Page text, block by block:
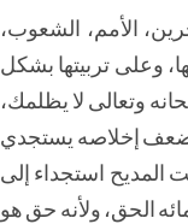
الأمم، الشعوب،
وعلى تربيتها بشكل
وتعالى لا يظلمك،
لضعف إخلاصه يستجدي
المديح استجداء إلى
الحق، ولأنه حق هو